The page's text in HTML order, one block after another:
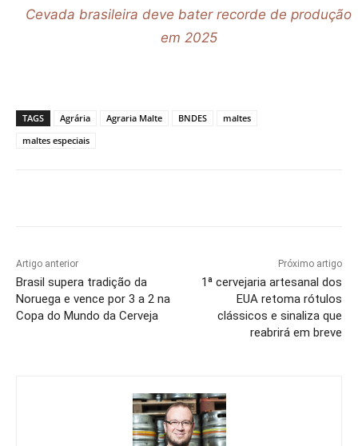
Cevada brasileira deve bater recorde de produção
em 2025
TAGS Agrária Agraria Malte BNDES
maltes
maltes especiais
Artigo anterior
Brasil supera tradição da
Noruega e vence por 3 a 2 na
Copa do Mundo da Cerveja
Próximo artigo
1ª cervejaria artesanal dos
EUA retoma rótulos
clássicos e sinaliza que
reabrirá em breve